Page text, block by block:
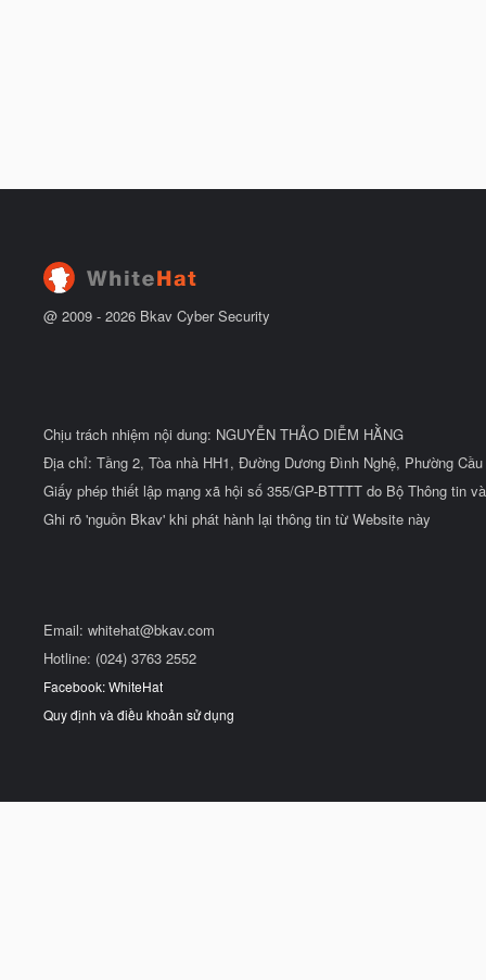
@ 2009 - 2026 Bkav Cyber Security
Chịu trách nhiệm nội dung: NGUYỄN THẢO DIỄM HẰNG
Địa chỉ: Tầng 2, Tòa nhà HH1, Đường Dương Đình Nghệ, Phường
Giấy phép thiết lập mạng xã hội số 355/GP-BTTTT do Bộ Thông tin
Ghi rõ 'nguồn Bkav' khi phát hành lại thông tin từ Website này
Email: whitehat@bkav.com
Hotline: (024) 3763 2552
Facebook: WhiteHat
Quy định và điều khoản sử dụng